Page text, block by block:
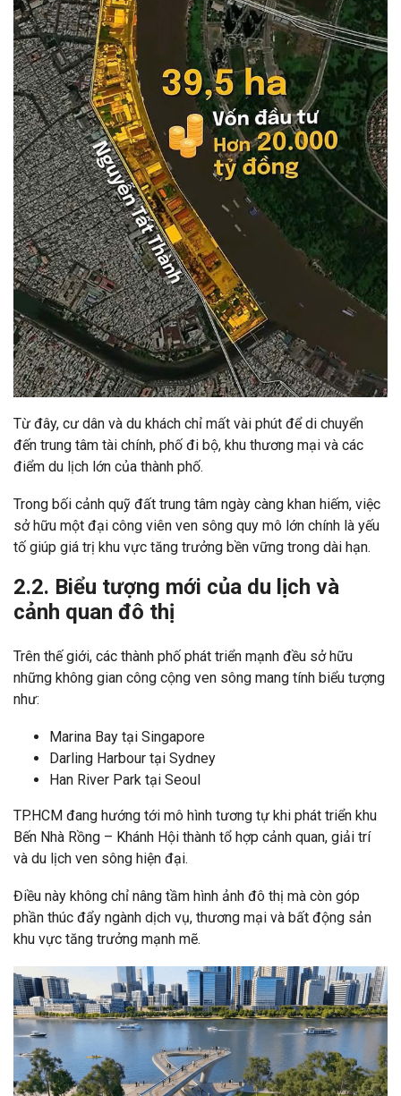
Từ đây, cư dân và du khách chỉ mất vài phút để di chuyển
đến trung tâm tài chính, phố đi bộ, khu thương mại và các
điểm du lịch lớn của thành phố.
Trong bối cảnh quỹ đất trung tâm ngày càng khan hiếm, việc
sở hữu một đại công viên ven sông quy mô lớn chính là yếu
tố giúp giá trị khu vực tăng trưởng bền vững trong dài hạn.
2.2. Biểu tượng mới của du lịch và
cảnh quan đô thị
Trên thế giới, các thành phố phát triển mạnh đều sở hữu
những không gian công cộng ven sông mang tính biểu tượng
như:
Marina Bay tại Singapore
Darling Harbour tại Sydney
Han River Park tại Seoul
TP.HCM đang hướng tới mô hình tương tự khi phát triển khu
Bến Nhà Rồng – Khánh Hội thành tổ hợp cảnh quan, giải trí
và du lịch ven sông hiện đại.
Điều này không chỉ nâng tầm hình ảnh đô thị mà còn góp
phần thúc đẩy ngành dịch vụ, thương mại và bất động sản
khu vực tăng trưởng mạnh mẽ.